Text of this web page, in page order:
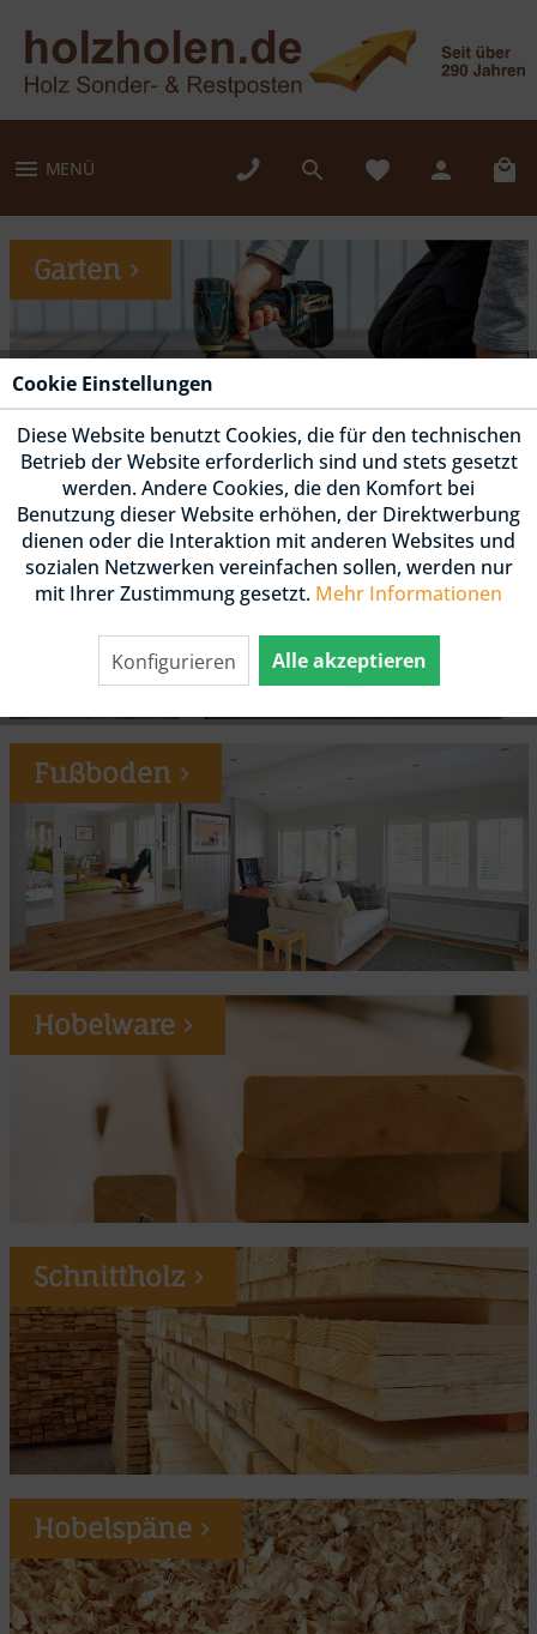
MENÜ
Garten
Fassade
Fußboden
Hobelware
Schnittholz
Hobelspäne
Cookie Einstellungen
Diese Website benutzt Cookies, die für den technischen
Betrieb der Website erforderlich sind und stets gesetzt
werden. Andere Cookies, die den Komfort bei
Benutzung dieser Website erhöhen, der Direktwerbung
dienen oder die Interaktion mit anderen Websites und
sozialen Netzwerken vereinfachen sollen, werden nur
mit Ihrer Zustimmung gesetzt. Mehr Informationen
Alle akzeptieren
Konfigurieren